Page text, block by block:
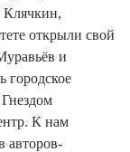
открыли свой
и
городское
К нам
авторов-